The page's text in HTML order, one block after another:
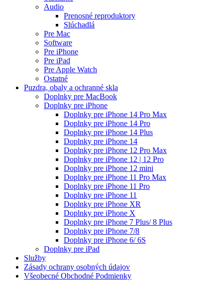
Audio
Prenosné reproduktory
Slúchadlá
Pre Mac
Software
Pre iPhone
Pre iPad
Pre Apple Watch
Ostatné
Puzdra, obaly a ochranné skla
Doplnky pre MacBook
Doplnky pre iPhone
Doplnky pre iPhone 14 Pro Max
Doplnky pre iPhone 14 Pro
Doplnky pre iPhone 14 Plus
Doplnky pre iPhone 14
Doplnky pre iPhone 12 Pro Max
Doplnky pre iPhone 12 | 12 Pro
Doplnky pre iPhone 12 mini
Doplnky pre iPhone 11 Pro Max
Doplnky pre iPhone 11 Pro
Doplnky pre iPhone 11
Doplnky pre iPhone XR
Doplnky pre iPhone X
Doplnky pre iPhone 7 Plus/ 8 Plus
Doplnky pre iPhone 7/8
Doplnky pre iPhone 6/ 6S
Doplnky pre iPad
Služby
Zásady ochrany osobných údajov
Všeobecné Obchodné Podmienky